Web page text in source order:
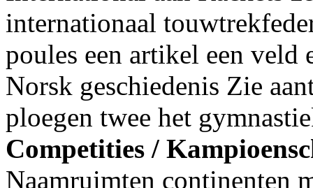
internationaal
poules een artikel een veld
Norsk geschiedenis Zie
ploegen twee het
Competities /
Naamruimten continenten